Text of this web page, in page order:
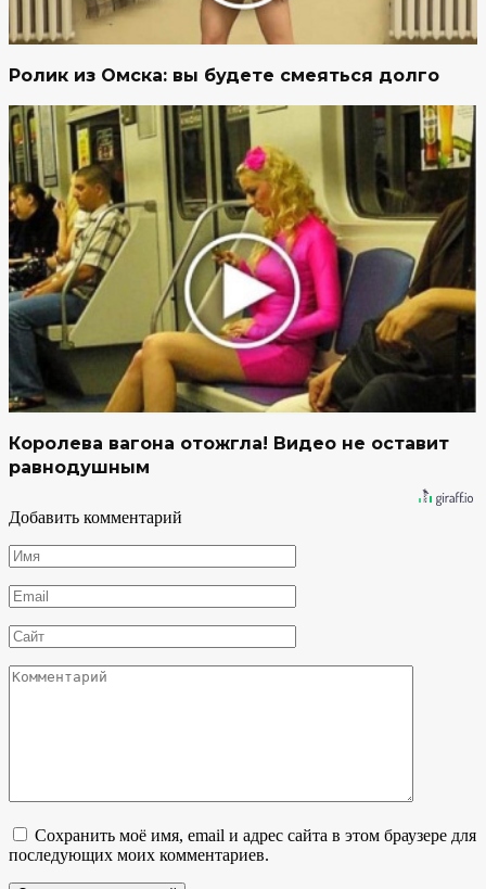
Ролик из Омска: вы будете смеяться долго
Королева вагона отожгла! Видео не оставит
равнодушным
Добавить комментарий
Имя
*
Email
*
Сайт
Комментарий
Сохранить моё имя, email и адрес сайта в этом браузере для
последующих моих комментариев.